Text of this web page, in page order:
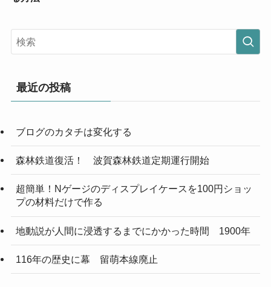
最近の投稿
ブログのカタチは変化する
森林鉄道復活！ 波賀森林鉄道定期運行開始
超簡単！Nゲージのディスプレイケースを100円ショッ
プの材料だけで作る
地動説が人間に浸透するまでにかかった時間 1900年
116年の歴史に幕 留萌本線廃止